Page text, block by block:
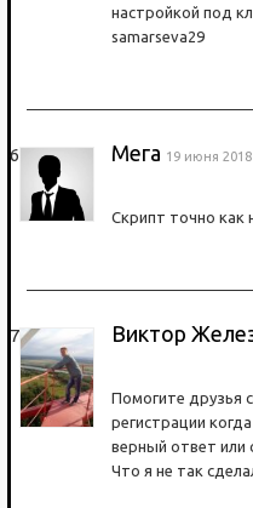
настройкой под
samarseva29
Мега 19 июня 2018
Скрипт точно как
Виктор
Помогите друзья
регистрации
верный ответ или
Что я не так